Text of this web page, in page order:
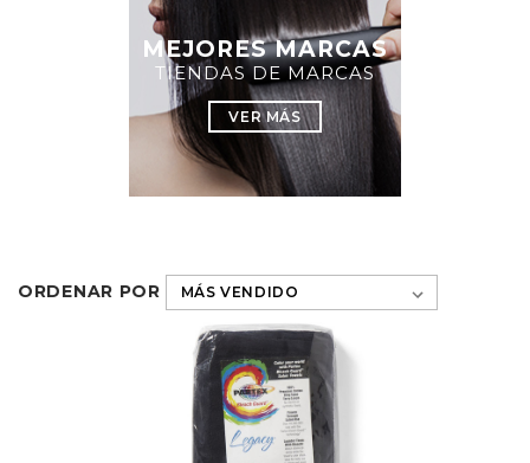
MEJORES MARCAS
TIENDAS DE MARCAS
VER MÁS
ORDENAR POR